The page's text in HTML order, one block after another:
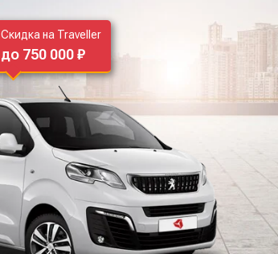
Скидка на Traveller
до 750 000 ₽